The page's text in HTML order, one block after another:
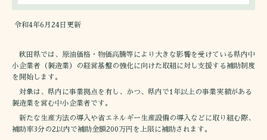
令和4年6月24日更新
秋田県では、原油価格・物価高騰等により大きな影響を受けている県内中
小企業者（製造業）の経営基盤の強化に向けた取組に対し支援する補助制度
を開始します。
対象は、県内に事業拠点を有し、かつ、県内で1年以上の事業実績がある
製造業を営む中小企業者です。
新たな生産方法の導入や省エネルギー生産設備の導入などに取り組む際、
補助率3分の2以内で補助金額200万円を上限に補助されます。